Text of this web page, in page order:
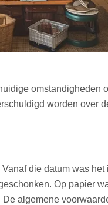
omstandigheden
worden over
die datum was
Op papier
algemene